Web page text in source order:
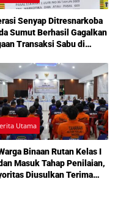
Senyap Ditresnarkoba
Sumut Berhasil Gagalkan
Transaksi Sabu di
Utama
Binaan Rutan Kelas I
Masuk Tahap Penilaian,
Diusulkan Terima